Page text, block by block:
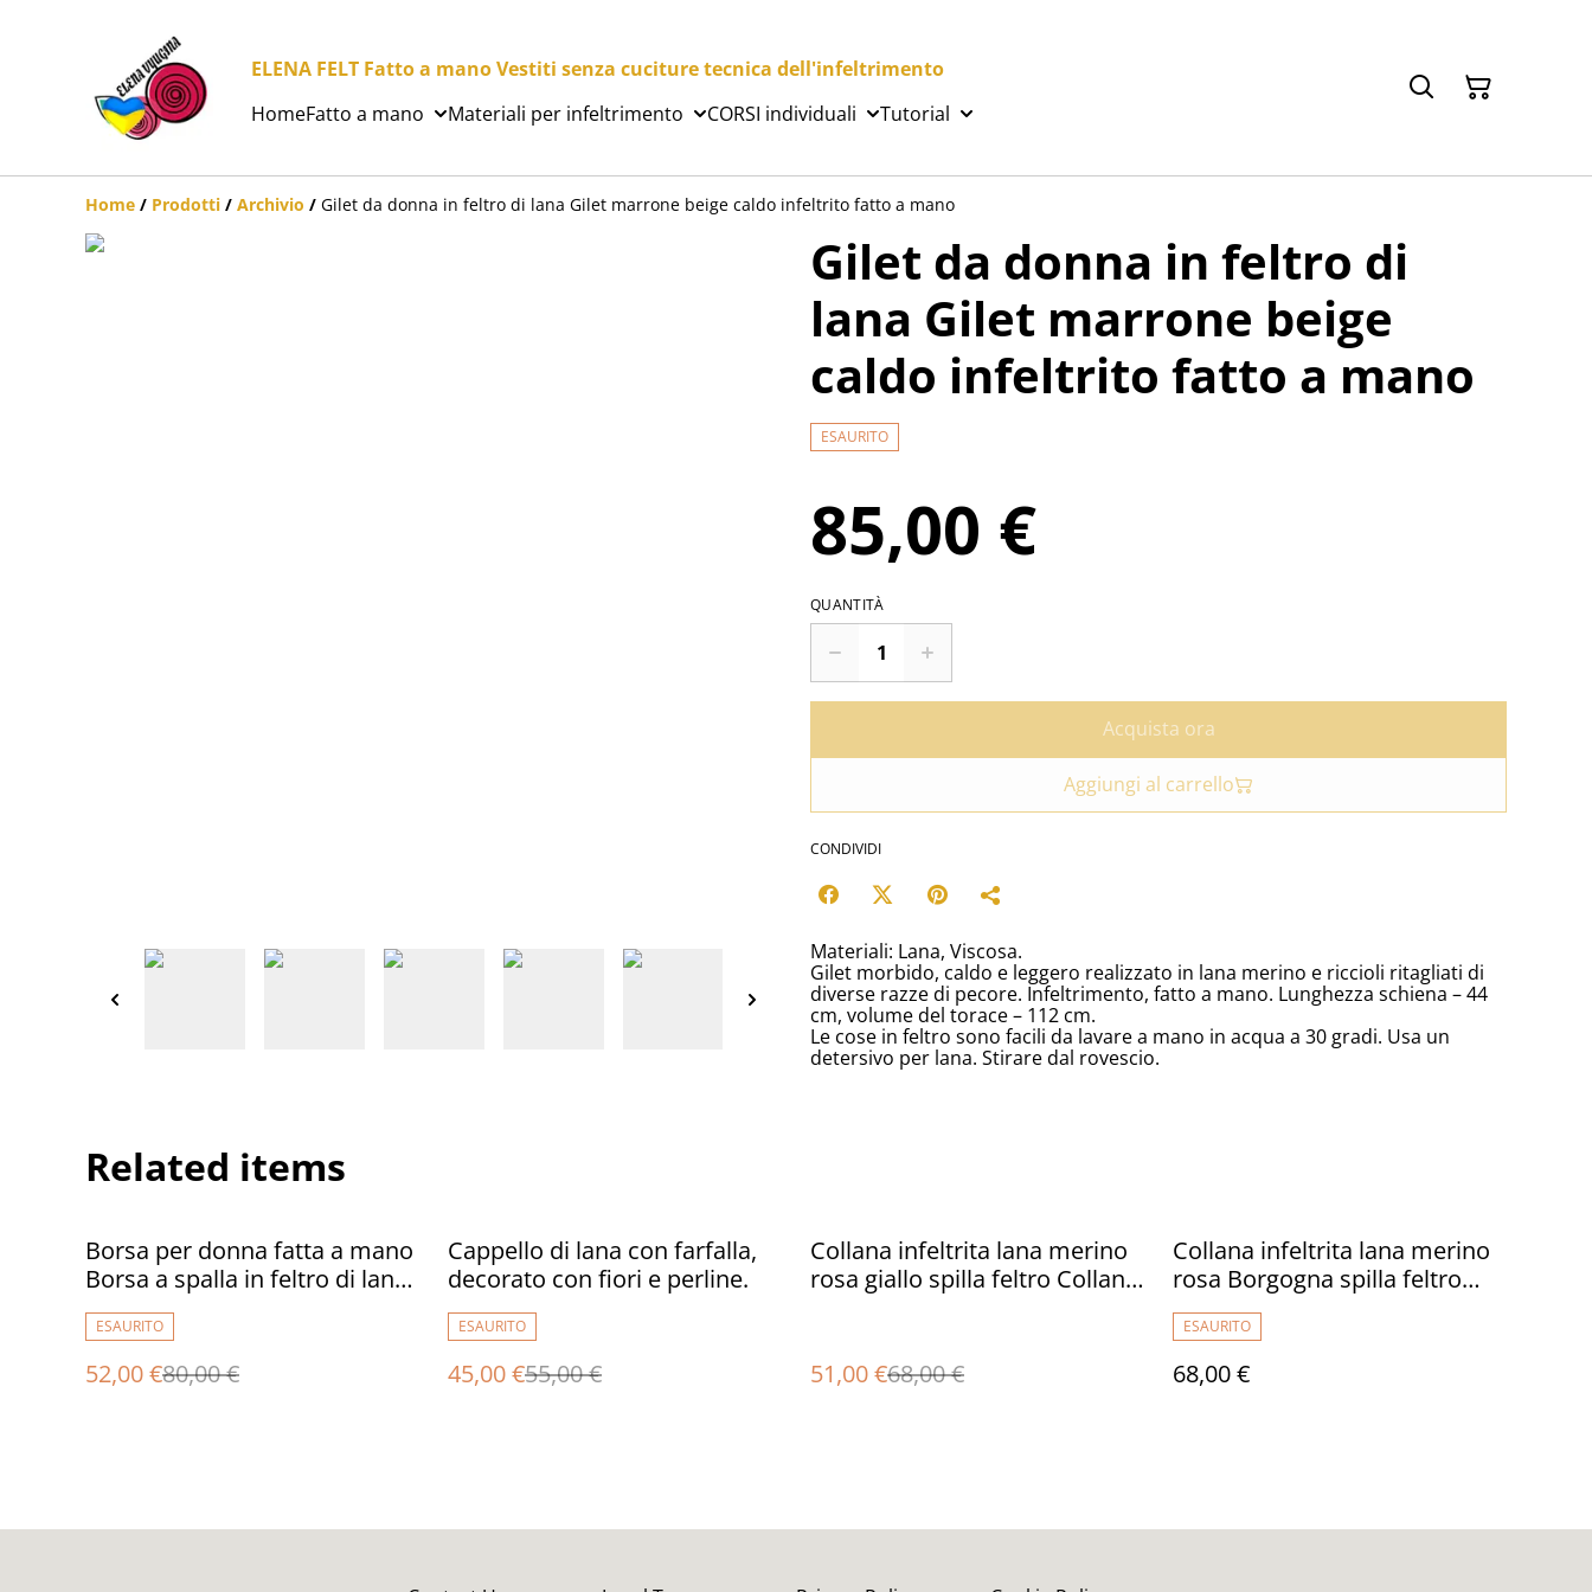
ELENA FELT Fatto a mano Vestiti senza cuciture tecnica dell'infeltrimento
HomeFatto a mano Materiali per infeltrimento CORSI individuali Tutorial
Home / Prodotti / Archivio / Gilet da donna in feltro di lana Gilet marrone beige caldo infeltrito fatto a mano
Gilet da donna in feltro di
lana Gilet marrone beige
caldo infeltrito fatto a mano
ESAURITO
85,00 €
QUANTITÀ
Acquista ora
Aggiungi al carrello
CONDIVIDI
Materiali: Lana, Viscosa.
Gilet morbido, caldo e leggero realizzato in lana merino e riccioli ritagliati di
diverse razze di pecore. Infeltrimento, fatto a mano. Lunghezza schiena – 44
cm, volume del torace – 112 cm.
Le cose in feltro sono facili da lavare a mano in acqua a 30 gradi. Usa un
detersivo per lana. Stirare dal rovescio.
Related items
%
Borsa per donna fatta a mano
Borsa a spalla in feltro di lana
Borsa marrone blu regalo
unica per le donne
ESAURITO
52,00 €80,00 €
%
Cappello di lana con farfalla,
decorato con fiori e perline.
ESAURITO
45,00 €55,00 €
%
Collana infeltrita lana merino
rosa giallo spilla feltro Collana
51,00 €68,00 €
Collana infeltrita lana merino
rosa Borgogna spilla feltro
Collana fatto a mano regali
unici collana boho
ESAURITO
68,00 €